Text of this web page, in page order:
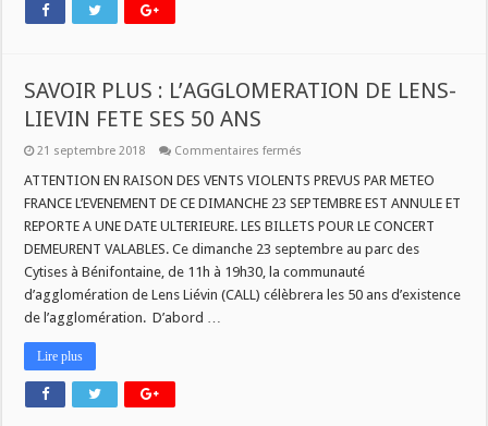
SAVOIR PLUS : L’AGGLOMERATION DE LENS-
LIEVIN FETE SES 50 ANS
21 septembre 2018 Commentaires fermés
PLUS
L’AGGLOMERATION
DE
LENS-
LIEVIN
SES
50
ATTENTION EN RAISON DES VENTS VIOLENTS PREVUS PAR METEO
FRANCE L’EVENEMENT DE CE DIMANCHE 23 SEPTEMBRE EST ANNULE ET
REPORTE A UNE DATE ULTERIEURE. LES BILLETS POUR LE CONCERT
DEMEURENT VALABLES. Ce dimanche 23 septembre au parc des
Cytises à Bénifontaine, de 11h à 19h30, la communauté
d’agglomération de Lens Liévin (CALL) célèbrera les 50 ans d’existence
de l’agglomération. D’abord …
Lire plus